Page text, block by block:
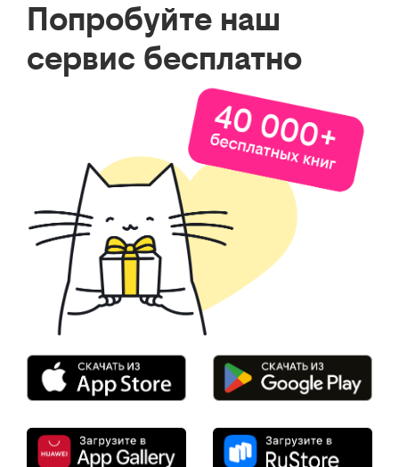
Попробуйте наш
сервис бесплатно